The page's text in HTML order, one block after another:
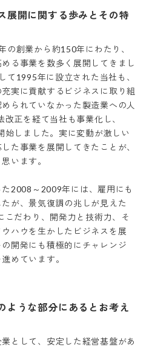
展開に関する歩みとその特
の創業から約150年にわたり、
る事業を数多く展開してきまし
て1995年に設立された当社も、
実に貢献するビジネスに取り組
られていなかった製造業への人
正を経て当社も事業化し、
始しました。実に変動が激しい
た事業を展開してきたことが、
います。
2008～2009年には、雇用にも
が、景気復調の兆しが見えた
こだわり、開発力と技術力、そ
ハウを生かしたビジネスを展
開発にも積極的にチャレンジ
めています。
ような部分にあるとお考え
として、安定した経営基盤があ